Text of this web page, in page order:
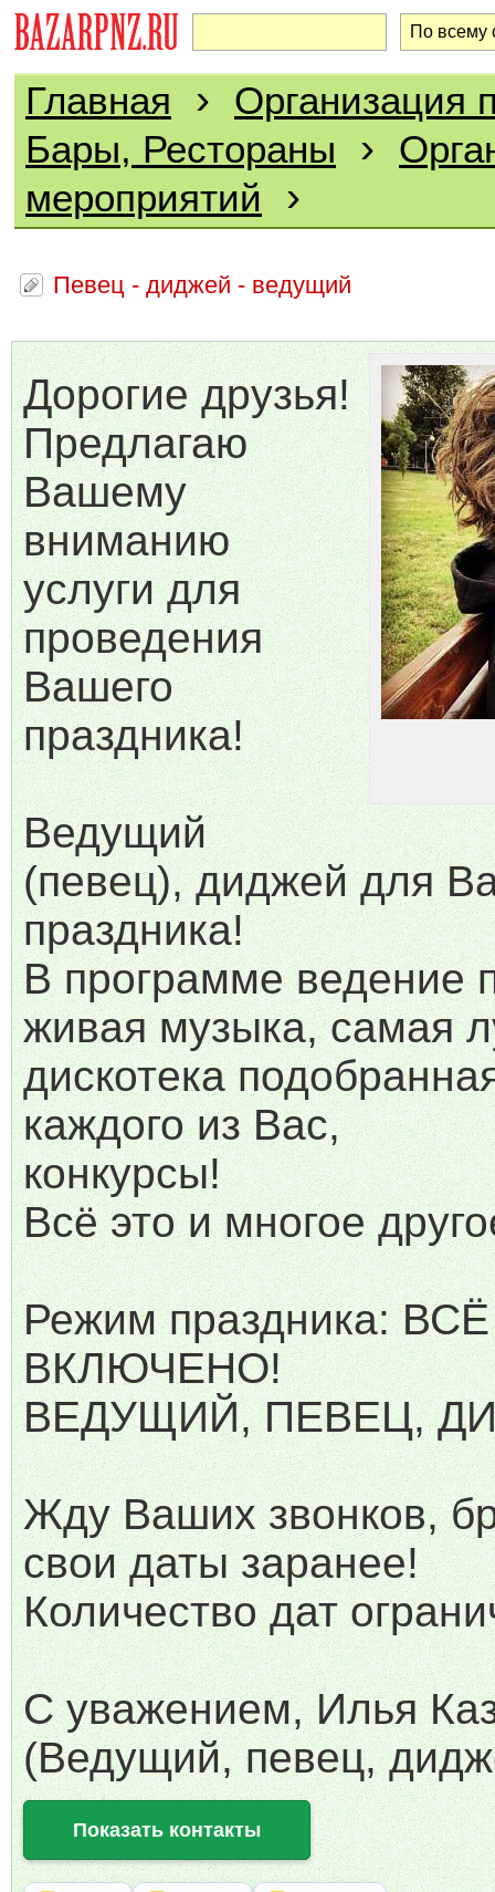
Главная › Организация
Бары, Рестораны
›
мероприятий
›
Певец - диджей - ведущий
Дорогие друзья!
Предлагаю
Вашему
вниманию
услуги для
проведения
Вашего
праздника!
Ведущий
(певец), диджей для
праздника!
В программе ведение
живая музыка, самая
дискотека
каждого из Вас,
конкурсы!
Всё это и многое
Режим праздника: ВСЁ
ВКЛЮЧЕНО!
ВЕДУЩИЙ, ПЕВЕЦ,
Жду Ваших звонков,
свои даты заранее!
Количество дат
С уважением, Илья
(Ведущий, певец,
Показать контакты